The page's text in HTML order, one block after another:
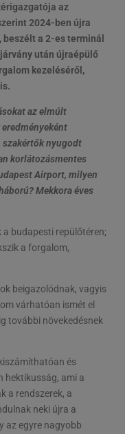
az
2024-ben újra
a 2-es terminál
után újraépülő
kezeléséről,
az elmúlt
nyugodt
korlátozásmentes
Airport, milyen
Mekkora éves
a budapesti repülőtéren;
a forgalom,
beigazolódnak, vagyis
várhatóan ismét el
további növekedésnek
és
hektikusság, ami a
a rendszerek, a
neki újra a
az egyre nagyobb